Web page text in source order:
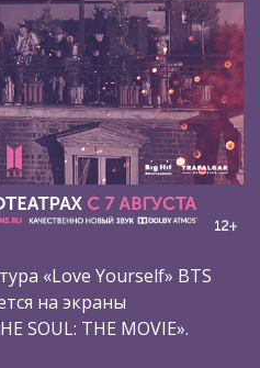
«Love Yourself» BTS
на экраны
SOUL: THE MOVIE».